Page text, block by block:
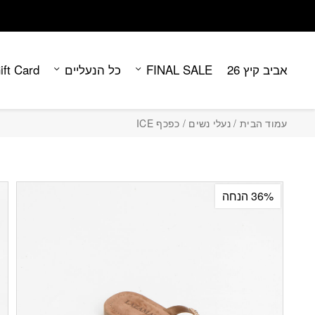
אביב קיץ 26 FINAL SALE כל הנעליים Card
עמוד הבית / נעלי נשים / כפכף ICE
36% הנחה